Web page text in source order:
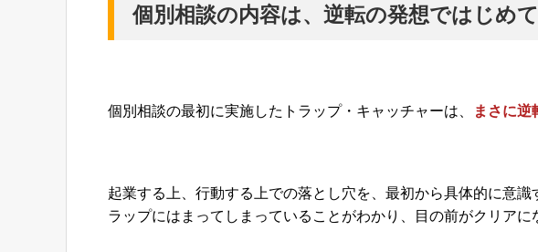
個別相談の内容は、逆転の発想ではじめ
個別相談の最初に実施したトラップ・キャッチャーは、 まさに逆
起業する上、行動する上での落とし穴を、 最初から具体的に意識
ラップにはまってしまっていることがわかり、目の前がクリアに